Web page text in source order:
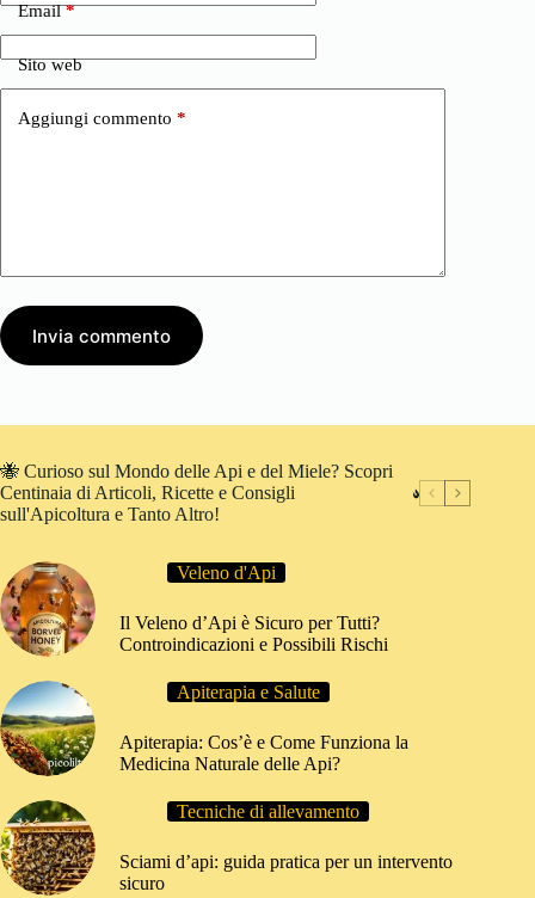
Email*
Sito web
Aggiungi commento *
Invia commento
🐝 Curioso sul Mondo delle Api e del Miele? Scopri
Centinaia di Articoli, Ricette e Consigli
sull'Apicoltura e Tanto Altro!
Veleno d'Api
Il Veleno d’Api è Sicuro per Tutti?
Controindicazioni e Possibili Rischi
Apiterapia e Salute
Apiterapia: Cos’è e Come Funziona la
Medicina Naturale delle Api?
Tecniche di allevamento
Sciami d’api: guida pratica per un intervento
sicuro